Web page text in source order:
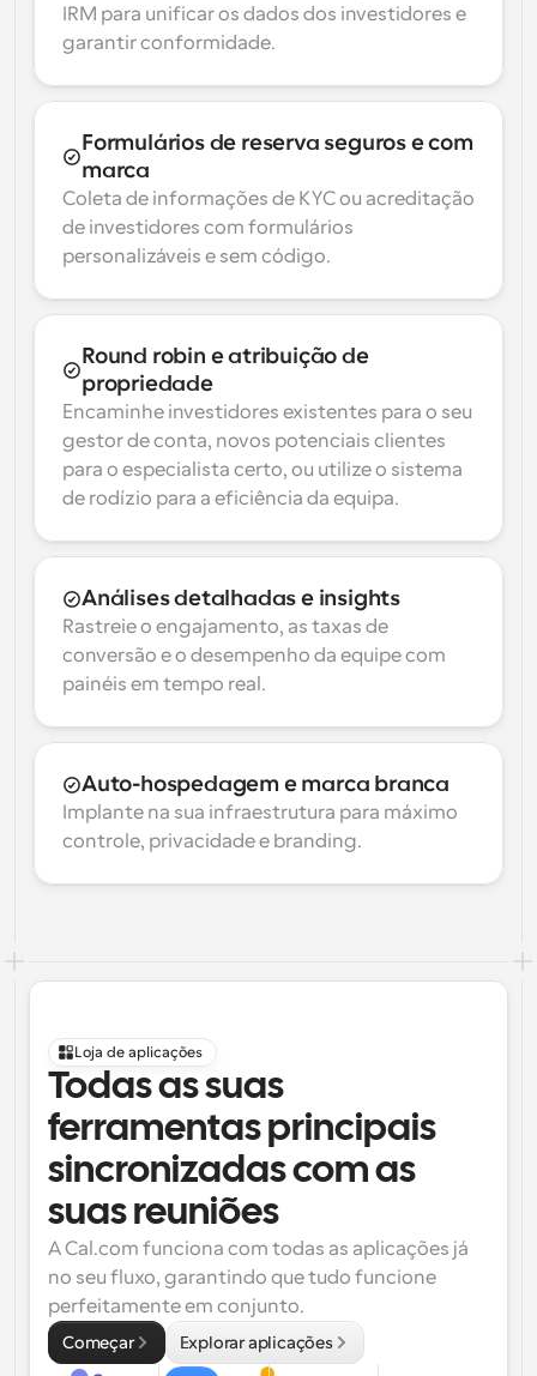
IRM para unificar os dados dos investidores e
garantir conformidade.
Formulários de reserva seguros e com
marca
Coleta de informações de KYC ou acreditação
de investidores com formulários
personalizáveis e sem código.
Round robin e atribuição de
propriedade
Encaminhe investidores existentes para o seu
gestor de conta, novos potenciais clientes
para o especialista certo, ou utilize o sistema
de rodízio para a eficiência da equipa.
Análises detalhadas e insights
Rastreie o engajamento, as taxas de
conversão e o desempenho da equipe com
painéis em tempo real.
Auto-hospedagem e marca branca
Implante na sua infraestrutura para máximo
controle, privacidade e branding.
Loja de aplicações
Todas as suas
ferramentas principais
sincronizadas com as
suas reuniões
A Cal.com funciona com todas as aplicações já
no seu fluxo, garantindo que tudo funcione
perfeitamente em conjunto.
Começar Explorar aplicações